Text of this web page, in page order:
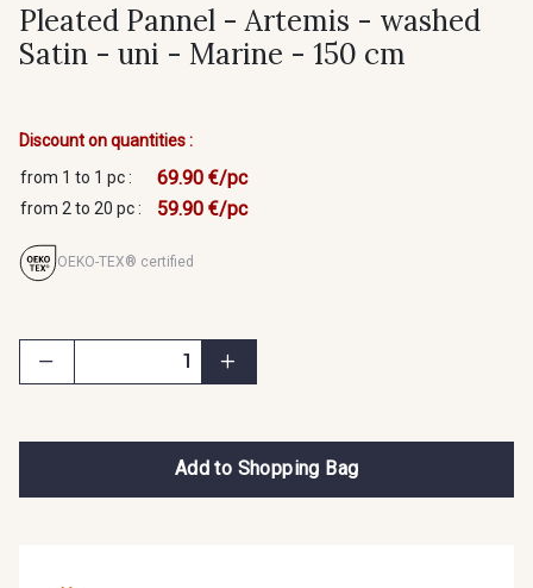
Pleated Pannel - Artemis - washed
Satin - uni - Marine - 150 cm
Discount on quantities :
from 1 to 1 pc :
69.90 €/pc
from 2 to 20 pc : 59.90 €/pc
OEKO-TEX® certified
Add to Shopping Bag